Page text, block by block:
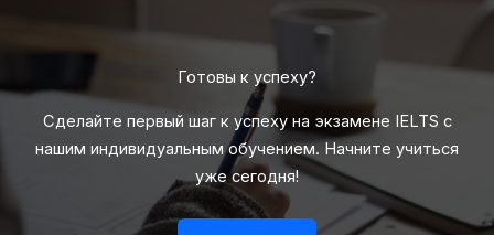
Готовы к успеху?
Сделайте первый шаг к успеху на экзамене IELTS с
нашим индивидуальным обучением. Начните учиться
уже сегодня!